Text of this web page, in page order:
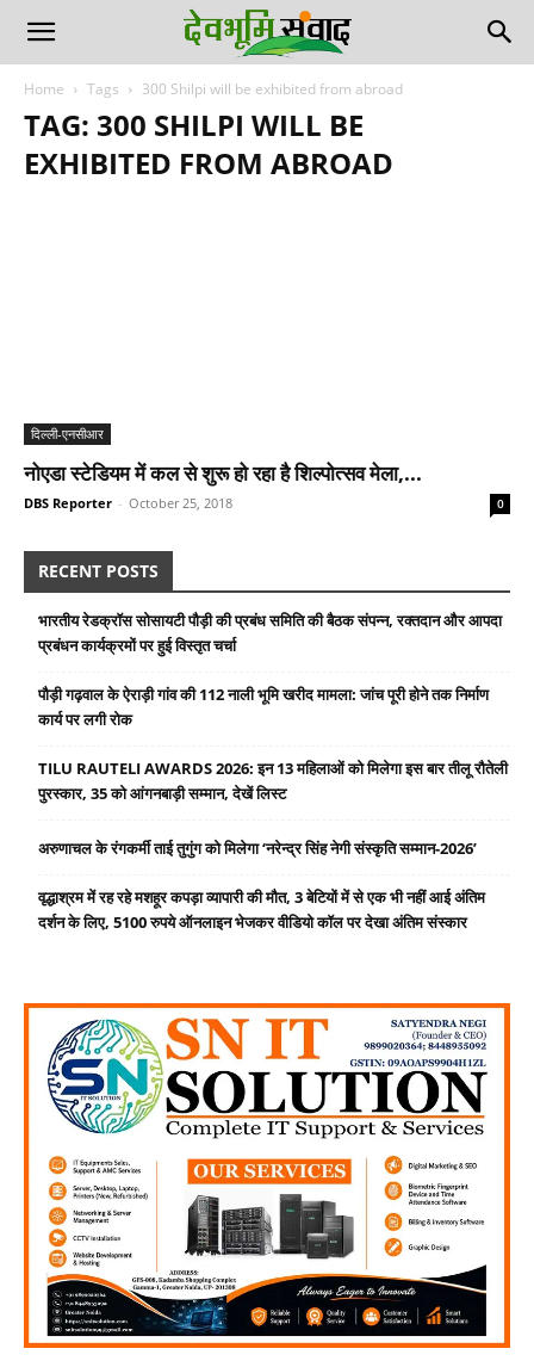
Home Tags 300 Shilpi will be exhibited from abroad
TAG: 300 SHILPI WILL BE
EXHIBITED FROM ABROAD
दिल्ली-एनसीआर
नोएडा स्टेडियम में कल से शुरू हो रहा है शिल्पोत्सव मेला,...
DBS Reporter - October 25, 2018 0
RECENT POSTS
भारतीय रेडक्रॉस सोसायटी पौड़ी की प्रबंध समिति की बैठक संपन्न, रक्तदान और आपदा
प्रबंधन कार्यक्रमों पर हुई विस्तृत चर्चा
पौड़ी गढ़वाल के ऐराड़ी गांव की 112 नाली भूमि खरीद मामला: जांच पूरी होने तक निर्माण
कार्य पर लगी रोक
TILU RAUTELI AWARDS 2026: इन 13 महिलाओं को मिलेगा इस बार तीलू रौतेली
पुरस्कार, 35 को आंगनबाड़ी सम्मान, देखें लिस्ट
अरुणाचल के रंगकर्मी ताई तुगुंग को मिलेगा ‘नरेन्द्र सिंह नेगी संस्कृति सम्मान-2026’
वृद्धाश्रम में रह रहे मशहूर कपड़ा व्यापारी की मौत, 3 बेटियों में से एक भी नहीं आई अंतिम
दर्शन के लिए, 5100 रुपये ऑनलाइन भेजकर वीडियो कॉल पर देखा अंतिम संस्कार